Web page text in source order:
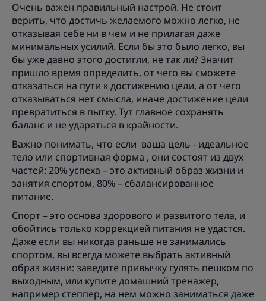
Очень важен правильный настрой. Не стоит
верить, что достичь желаемого можно легко, не
отказывая себе ни в чем и не прилагая даже
минимальных усилий. Если бы это было легко, вы
бы уже давно этого достигли, не так ли? Значит
пришло время определить, от чего вы сможете
отказаться на пути к достижению цели, а от чего
отказываться нет смысла, иначе достижение цели
превратиться в пытку. Тут главное сохранять
баланс и не ударяться в крайности.
Важно понимать, что если ваша цель - идеальное
тело или спортивная форма , они состоят из двух
частей: 20% успеха – это активный образ жизни и
занятия спортом, 80% – сбалансированное
питание.
Спорт – это основа здорового и развитого тела, и
обойтись только коррекцией питания не удастся.
Даже если вы никогда раньше не занимались
спортом, вы всегда можете выбрать активный
образ жизни: заведите привычку гулять пешком по
выходным, или купите домашний тренажер,
например степпер, на нем можно заниматься даже